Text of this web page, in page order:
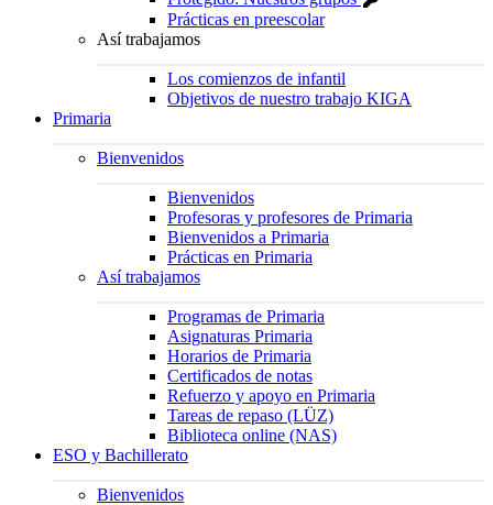
Prácticas en preescolar
Así trabajamos
Los comienzos de infantil
Objetivos de nuestro trabajo KIGA
Primaria
Bienvenidos
Bienvenidos
Profesoras y profesores de Primaria
Bienvenidos a Primaria
Prácticas en Primaria
Así trabajamos
Programas de Primaria
Asignaturas Primaria
Horarios de Primaria
Certificados de notas
Refuerzo y apoyo en Primaria
Tareas de repaso (LÜZ)
Biblioteca online (NAS)
ESO y Bachillerato
Bienvenidos